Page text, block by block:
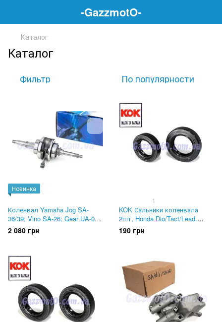
-GazzmotO-
Каталог
Каталог
Фильтр По популярности
Новинка
Коленвал Yamaha Jog SA-
36/39; Vino SA-26; Gear UA-06;
Vox. CHARMO, Тайвань
2 080 грн
1
KOK Сальники коленвала
2шт, Honda Dio/Tact/Lead.
(ТОЛСТЫЙ вал) 19.5x31x7.
15.6x25.5x7
190 грн